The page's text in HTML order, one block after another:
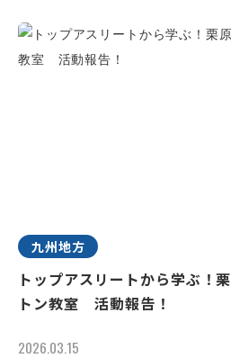
九州地方
トップアスリートから学ぶ！
トン教室 活動報告！
2026.03.15